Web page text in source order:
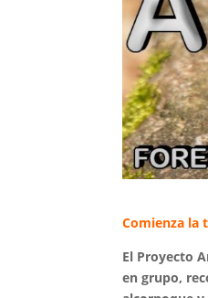
Comienza la
El Proyecto
en grupo,